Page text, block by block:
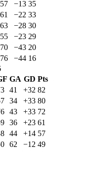
57 −13 35
61 −22 33
63 −28 30
55 −23 29
70 −43 20
76 −44 16
GA GD Pts
41 +32 82
34 +33 80
43 +33 72
36 +23 61
44 +14 57
62 −12 49